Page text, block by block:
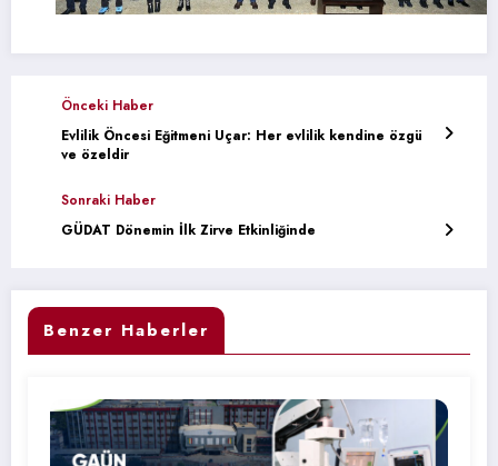
Önceki Haber
Evlilik Öncesi Eğitmeni Uçar: Her evlilik kendine özgü
ve özeldir
Sonraki Haber
GÜDAT Dönemin İlk Zirve Etkinliğinde
Benzer Haberler